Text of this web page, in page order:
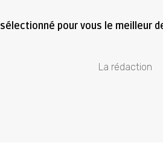
sélectionné pour vous le meilleur
La rédaction